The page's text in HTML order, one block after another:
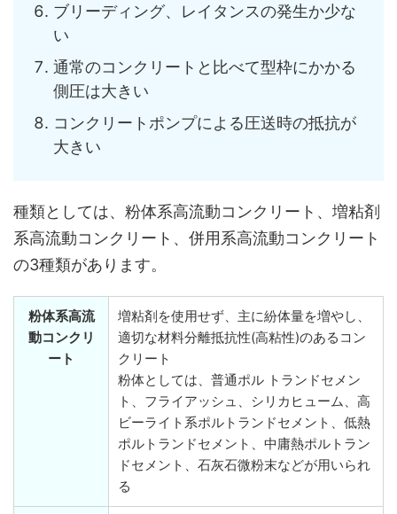
ブリーディング、レイタンスの発生か少な
い
通常のコンクリートと比べて型枠にかかる
側圧は大きい
コンクリートポンプによる圧送時の抵抗が
大きい
種類としては、粉体系高流動コンクリート、増粘剤
系高流動コンクリート、併用系高流動コンクリート
の3種類があります。
粉体系高流
動コンクリ
ート
増粘剤を使用せず、主に紛体量を増やし、
適切な材料分離抵抗性(高粘性)のあるコン
クリート
粉体としては、普通ポル トランドセメン
ト、フライアッシュ、シリカヒューム、高
ビーライト系ポルトランドセメント、低熱
ポルトランドセメント、中庸熱ポルトラン
ドセメント、石灰石微粉末などが用いられ
る